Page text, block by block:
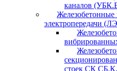
каналов
электропередачи
стоек СК